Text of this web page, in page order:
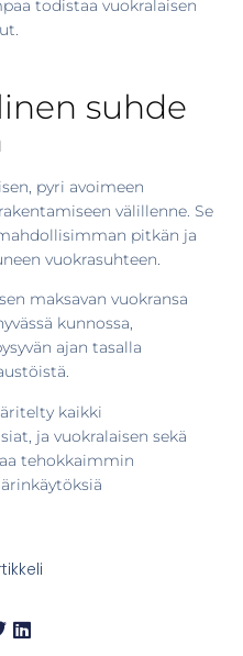
todistaa vuokralaisen
suhde
pyri avoimeen
välillenne. Se
pitkän ja
vuokrasuhteen.
maksavan vuokransa
kunnossa,
ajan tasalla
kaikki
ja vuokralaisen sekä
tehokkaimmin